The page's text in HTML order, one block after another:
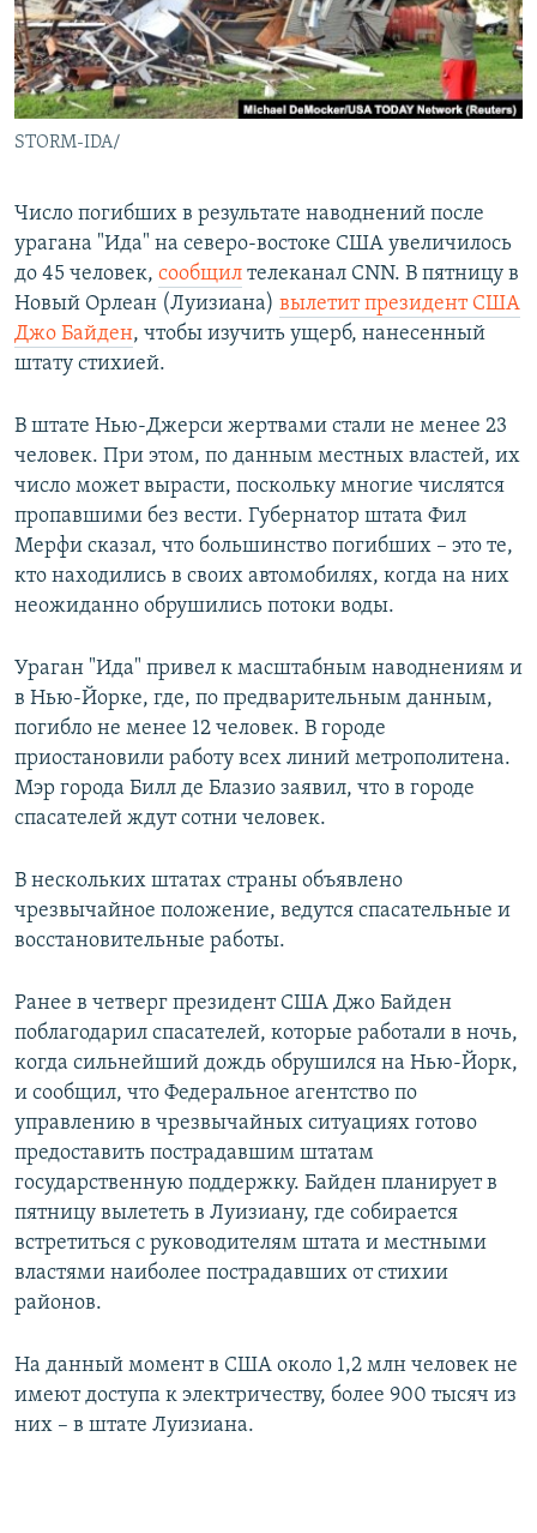
СПОРТ
МИР
БЛОГИ
ГОЛОСА
ЧИТАЕМ ПРЕССУ
АРХИВ РАДИОПРОГРАММЫ
Все сайты РСЕ/РС
STORM-IDA/
Число погибших в результате наводнений после
урагана "Ида" на северо-востоке США увеличилось
до 45 человек, сообщил телеканал CNN. В пятницу в
Новый Орлеан (Луизиана) вылетит президент США
Джо Байден, чтобы изучить ущерб, нанесенный
штату стихией.
В штате Нью-Джерси жертвами стали не менее 23
человек. При этом, по данным местных властей, их
число может вырасти, поскольку многие числятся
пропавшими без вести. Губернатор штата Фил
Мерфи сказал, что большинство погибших – это те,
кто находились в своих автомобилях, когда на них
неожиданно обрушились потоки воды.
Ураган "Ида" привел к масштабным наводнениям и
в Нью-Йорке, где, по предварительным данным,
погибло не менее 12 человек. В городе
приостановили работу всех линий метрополитена.
Мэр города Билл де Блазио заявил, что в городе
спасателей ждут сотни человек.
В нескольких штатах страны объявлено
чрезвычайное положение, ведутся спасательные и
восстановительные работы.
Ранее в четверг президент США Джо Байден
поблагодарил спасателей, которые работали в ночь,
когда сильнейший дождь обрушился на Нью-Йорк,
и сообщил, что Федеральное агентство по
управлению в чрезвычайных ситуациях готово
предоставить пострадавшим штатам
государственную поддержку. Байден планирует в
пятницу вылететь в Луизиану, где собирается
встретиться с руководителям штата и местными
властями наиболее пострадавших от стихии
районов.
На данный момент в США около 1,2 млн человек не
имеют доступа к электричеству, более 900 тысяч из
них – в штате Луизиана.